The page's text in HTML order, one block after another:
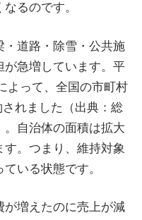
るのです。
道路・除雪・公共施
急増しています。平
よって、全国の市町村
れました（出典：総
自治体の面積は拡大
す。つまり、維持対象
いる状態です。
が増えたのに売上が減